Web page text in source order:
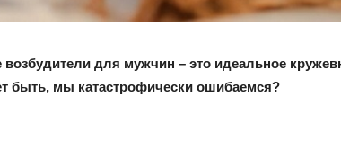
возбудители для мужчин – это идеальное
быть, мы катастрофически ошибаемся?